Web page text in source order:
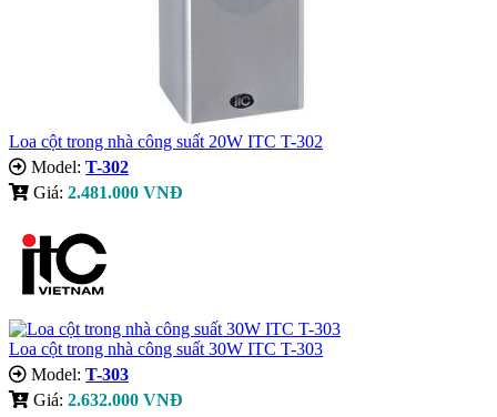
Loa cột trong nhà công suất 20W ITC T-302
Model: T-302
Giá: 2.481.000 VNĐ
Loa cột trong nhà công suất 30W ITC T-303
Model: T-303
Giá: 2.632.000 VNĐ